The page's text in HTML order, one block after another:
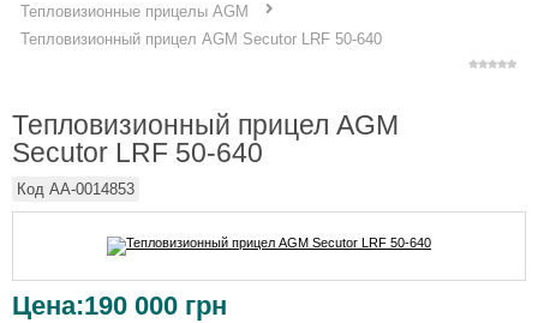
Тепловизионные прицелы AGM
Тепловизионный прицел AGM Secutor LRF 50-640
Тепловизионный прицел AGM
Secutor LRF 50-640
Код AA-0014853
Цена:190 000 грн